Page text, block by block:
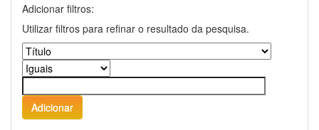
Adicionar filtros:
Utilizar filtros para refinar o resultado da pesquisa.